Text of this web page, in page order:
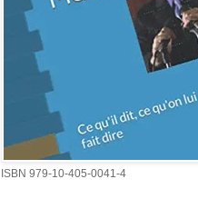
ISBN 979-10-405-0041-4